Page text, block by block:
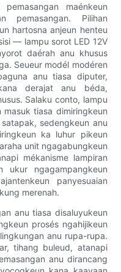
maénkeun
pemasangan. Pilihan
hartosna anjeun henteu
— lampu sorot LED 12V
daérah anu khusus
Seueur modél modéren
anu tiasa diputer,
derajat anu béda,
Salaku conto, lampu
tiasa dimiringkeun
sedengkeun anu
ka luhur pikeun
unit ngagabungkeun
mékanisme lampiran
ngagampangkeun
panyesuaian
merenah.
anu tiasa disaluyukeun
prosés ngahijikeun
anu rupa-rupa.
tihang buleud, atanapi
anu dirancang